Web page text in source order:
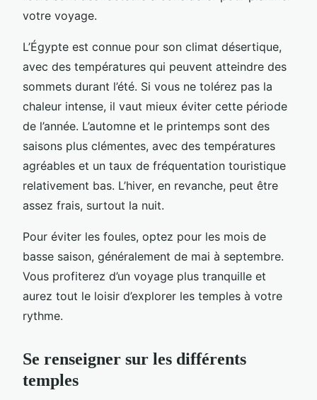
votre voyage.
L’Égypte est connue pour son climat désertique,
avec des températures qui peuvent atteindre des
sommets durant l’été. Si vous ne tolérez pas la
chaleur intense, il vaut mieux éviter cette période
de l’année. L’automne et le printemps sont des
saisons plus clémentes, avec des températures
agréables et un taux de fréquentation touristique
relativement bas. L’hiver, en revanche, peut être
assez frais, surtout la nuit.
Pour éviter les foules, optez pour les mois de
basse saison, généralement de mai à septembre.
Vous profiterez d’un voyage plus tranquille et
aurez tout le loisir d’explorer les temples à votre
rythme.
Se renseigner sur les différents
temples